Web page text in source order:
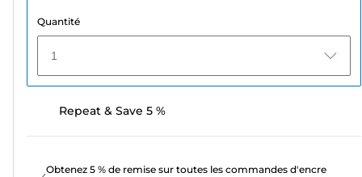
Quantité
1
Repeat & Save 5 %
Obtenez 5 % de remise sur toutes les commandes d'encre